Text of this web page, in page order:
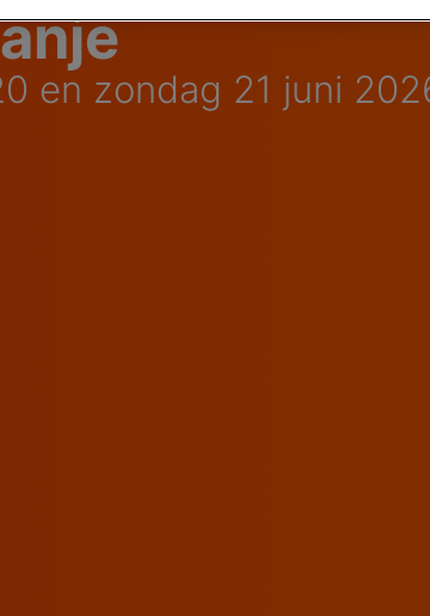
en zondag 21 juni